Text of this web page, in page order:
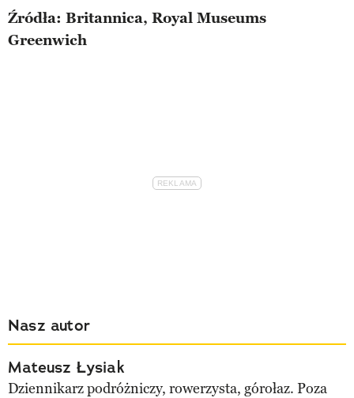
Źródła: Britannica, Royal Museums
Greenwich
Nasz autor
Mateusz Łysiak
Dziennikarz podróżniczy, rowerzysta, górołaz. Poza